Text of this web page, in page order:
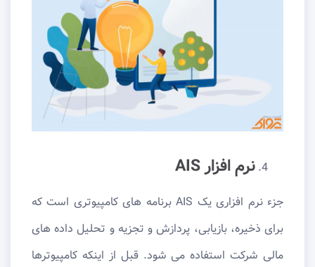
نرم افزار AIS
جزء نرم افزاری یک AIS برنامه های کامپیوتری است که
برای ذخیره، بازیابی، پردازش و تجزیه و تحلیل داده های
مالی شرکت استفاده می شود. قبل از اینکه کامپیوترها